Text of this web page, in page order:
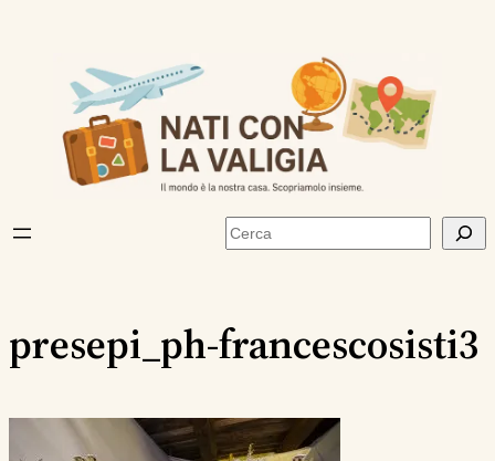
contenuto
Cerca
presepi_ph-francescosisti3